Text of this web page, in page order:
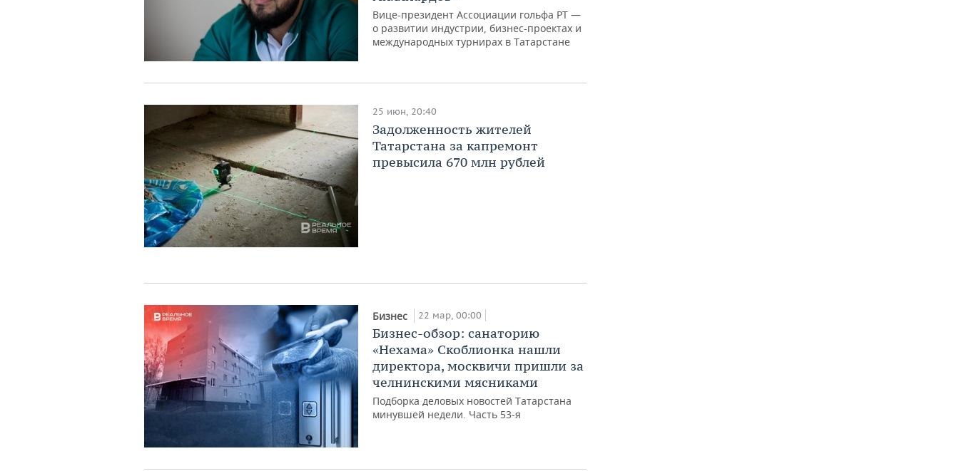
Вице-президент Ассоциации гольфа РТ —
о развитии индустрии, бизнес-проектах и
международных турнирах в Татарстане
25 июн, 20:40
Задолженность жителей
Татарстана за капремонт
превысила 670 млн рублей
Бизнес 22 мар, 00:00
Бизнес-обзор: санаторию
«Нехама» Скоблионка нашли
директора, москвичи пришли за
челнинскими мясниками
Подборка деловых новостей Татарстана
минувшей недели. Часть 53-я